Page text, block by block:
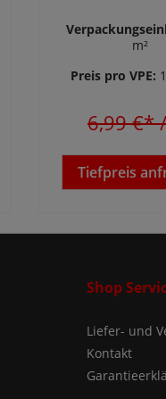
m²
Preis pro VPE:
6,99 €*
Tiefpreis
Shop
Liefer- und
Kontakt